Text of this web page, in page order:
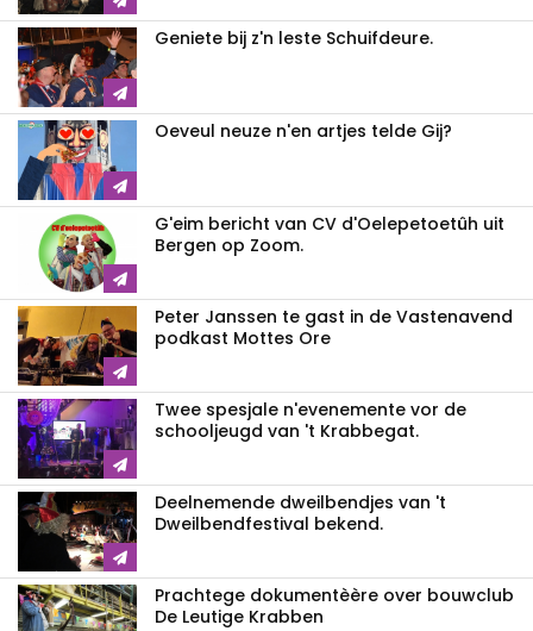
Geniete bij z'n leste Schuifdeure.
Oeveul neuze n'en artjes telde Gij?
G'eim bericht van CV d'Oelepetoetûh uit
Bergen op Zoom.
Peter Janssen te gast in de Vastenavend
podkast Mottes Ore
Twee spesjale n'evenemente vor de
schooljeugd van 't Krabbegat.
Deelnemende dweilbendjes van 't
Dweilbendfestival bekend.
Prachtege dokumentèère over bouwclub
De Leutige Krabben